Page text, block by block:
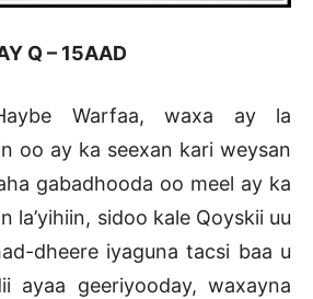
Q – 15AAD
Warfaa, waxa ay la
oo ay ka seexan kari weysan
gabadhooda oo meel ay ka
la’yihiin, sidoo kale Qoyskii uu
dheere iyaguna tacsi baa u
ayaa geeriyooday, waxayna